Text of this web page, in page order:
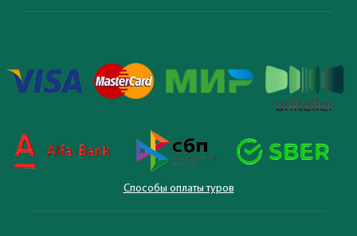
Способы оплаты туров